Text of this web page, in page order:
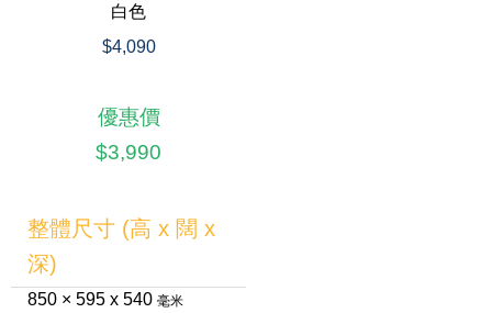
白色
$4,090
優惠價
$3,990
整體尺寸 (高 x 闊 x
深)
850 × 595 x 540 毫米